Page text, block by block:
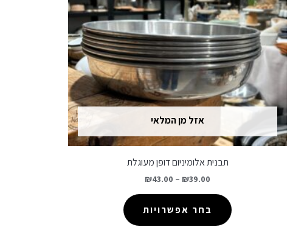
אזל מן המלאי
תבנית אלומיניום דופן מעוגלת
₪39.00
–
₪43.00
בחר אפשרויות